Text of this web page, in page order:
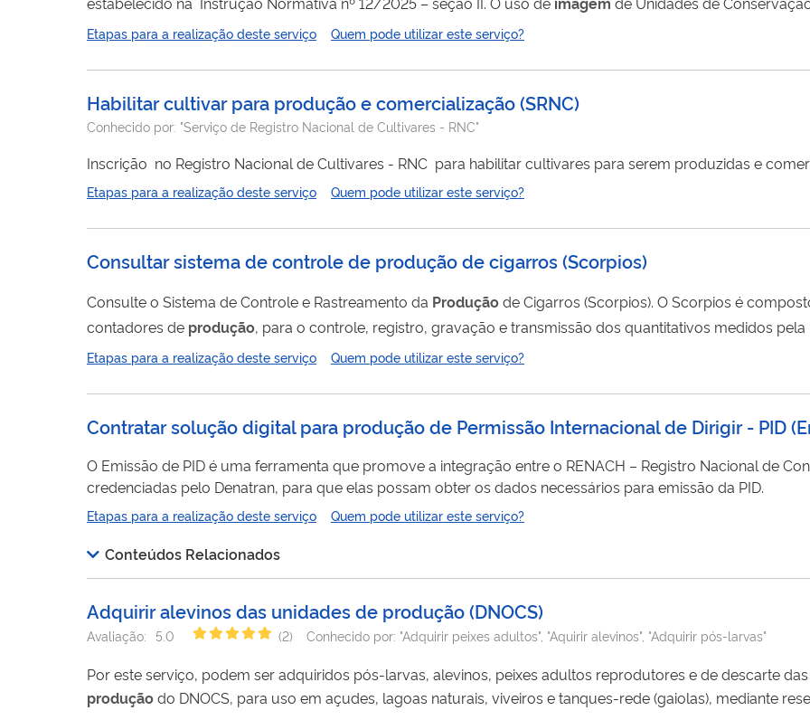
recreativos, educacionais, científicos, culturais e jornalísticos fica dispensado de autorização e é gratuito. Conforme a IN: VI - uso
Etapas para a realização deste serviço Quem pode utilizar este serviço?
Habilitar cultivar para produção e comercialização(SRNC)
Conhecido por: "Serviço de Registro Nacional de Cultivares - RNC"
Inscrição no Registro Nacional de Cultivares - RNC para habilitar cultivares para serem produzidas
Etapas para a realização deste serviço Quem pode utilizar este serviço?
Consultar sistema de controle de produção de cigarros(Scorpios)
Consulte o Sistema de Controle e Rastreamento da Produçãode Cigarros (Scorpios). O Scorpios é composto por equipamentos
contadores de produção, para o controle, registro, gravação e transmissão dos quantitativos medidos pela
equipamentos possibilitam, ainda, o rastreamento dos produtos em todo o território nacional, para
Etapas para a realização deste serviço Quem pode utilizar este serviço?
Contratar solução digital para produção de Permissão Internacional de Dirigir - PID
O Emissão de PID é uma ferramenta que promove a integração entre o RENACH – Registro Nacional de Condutores Habilitados e os sistemas das gráficas
credenciadas pelo Denatran, para que elas possam obter os dados necessários para emissão da PID.
Etapas para a realização deste serviço Quem pode utilizar este serviço?
Conteúdos Relacionados
Adquirir alevinos das unidades de produção(DNOCS)
Avaliação: 5.0 (2) Conhecido por: "Adquirir peixes adultos", "Aquirir alevinos", "Adquirir pós-larvas"
Por este serviço, podem ser adquiridos pós-larvas, alevinos, peixes adultos reprodutores e de descarte
produçãodo DNOCS, para uso em açudes, lagoas naturais, viveiros e tanques-rede (gaiolas), mediante